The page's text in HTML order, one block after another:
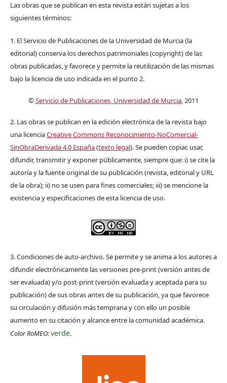
Las obras que se publican en esta revista están sujetas a los
siguientes términos:
1. El Servicio de Publicaciones de la Universidad de Murcia (la
editorial) conserva los derechos patrimoniales (copyright) de las
obras publicadas, y favorece y permite la reutilización de las mismas
bajo la licencia de uso indicada en el punto 2.
©Servicio de Publicaciones, Universidad de Murcia, 2011
2. Las obras se publican en la edición electrónica de la revista bajo
una licenciaCreative Commons Reconocimiento-NoComercial-
SinObraDerivada 4.0 España(texto legal). Se pueden copiar, usar,
difundir, transmitir y exponer públicamente, siempre que: i) se cite la
autoría y la fuente original de su publicación (revista, editorial y URL
de la obra); ii) no se usen para fines comerciales; iii) se mencione la
existencia y especificaciones de esta licencia de uso.
3. Condiciones de auto-archivo. Se permite y se anima a los autores a
difundir electrónicamente las versiones pre-print (versión antes de
ser evaluada) y/o post-print (versión evaluada y aceptada para su
publicación) de sus obras antes de su publicación, ya que favorece
su circulación y difusión más temprana y con ello un posible
aumento en su citación y alcance entre la comunidad académica.
Color RoMEO:verde.